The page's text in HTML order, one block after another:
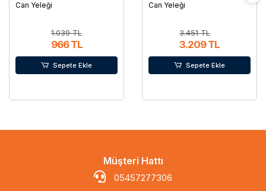
Can Yeleği
1.039 TL
966 TL
Sepete Ekle
Can Yeleği
3.451 TL
3.209 TL
Sepete Ekle
Müşteri Hattı
05457277306